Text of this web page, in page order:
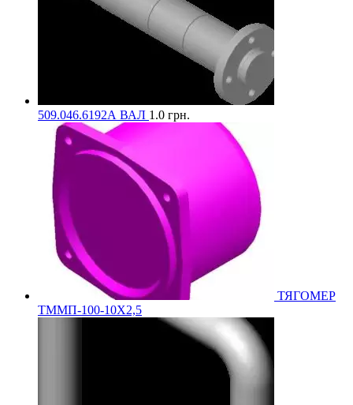
509.046.6192А ВАЛ 1.0 грн.
ТЯГОМЕР
ТММП-100-10Х2,5